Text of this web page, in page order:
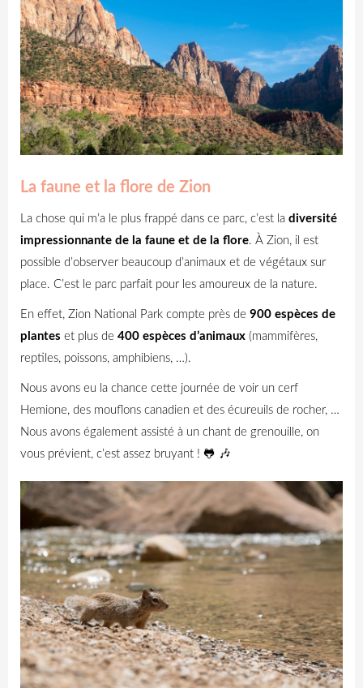
La faune et la flore de Zion
La chose qui m’a le plus frappé dans ce parc, c’est la diversité
impressionnante de la faune et de la flore. À Zion, il est
possible d’observer beaucoup d’animaux et de végétaux sur
place. C’est le parc parfait pour les amoureux de la nature.
En effet, Zion National Park compte près de 900 espèces de
plantes et plus de 400 espèces d’animaux (mammifères,
reptiles, poissons, amphibiens, …).
Nous avons eu la chance cette journée de voir un cerf
Hemione, des mouflons canadien et des écureuils de rocher, …
Nous avons également assisté à un chant de grenouille, on
vous prévient, c’est assez bruyant ! 🐸 🎶